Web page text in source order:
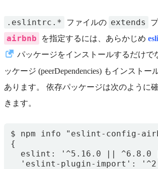
.eslintrc.* ファイルの extends
airbnb を指定するには、あらかじめ
パッケージをインストールするだけで
ッケージ (peerDependencies) もインストー
あります。 依存パッケージは次のように
きます。